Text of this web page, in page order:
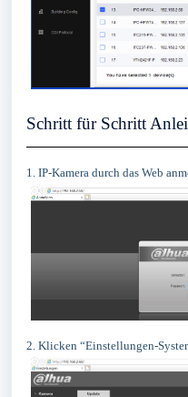
Schritt für Schritt
1. IP-Kamera durch das Web
2. Klicken “Einstellungen-